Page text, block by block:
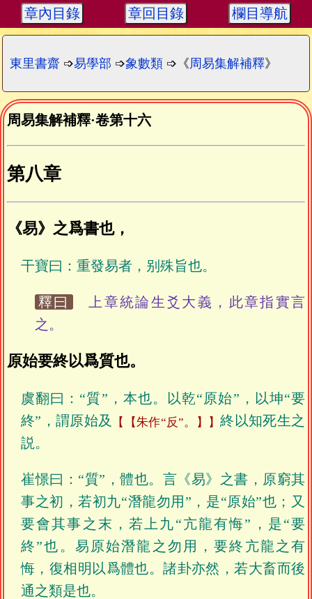
章內目錄 章回目錄 欄目導航
東里書齋 ➩易學部 ➩象數類 ➩《周易集解補釋》
周易集解補釋·卷第十六
第八章
《易》之爲書也，
干寶曰：重發易者，别殊旨也。
釋曰
上章統論生爻大義，此章指實言
之。
原始要終以爲質也。
虞翻曰：“質”，本也。以乾“原始”，以坤“要
終”，謂原始及
【朱作“反”。】
終以知死生之
説。
崔憬曰：“質”，體也。言《易》之書，原窮其
事之初，若初九“潛龍勿用”，是“原始”也；又
要會其事之末，若上九“亢龍有悔”，是“要
終”也。易原始潛龍之勿用，要終亢龍之有
悔，復相明以爲體也。諸卦亦然，若大畜而後
通之類是也。